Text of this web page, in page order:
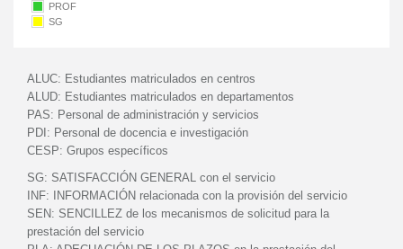
PROF
SG
ALUC: Estudiantes matriculados en centros
ALUD: Estudiantes matriculados en departamentos
PAS: Personal de administración y servicios
PDI: Personal de docencia e investigación
CESP: Grupos específicos
SG: SATISFACCIÓN GENERAL con el servicio
INF:
INFORMACIÓN relacionada con la provisión del servicio
SEN: SENCILLEZ de los mecanismos de solicitud para la
prestación del servicio